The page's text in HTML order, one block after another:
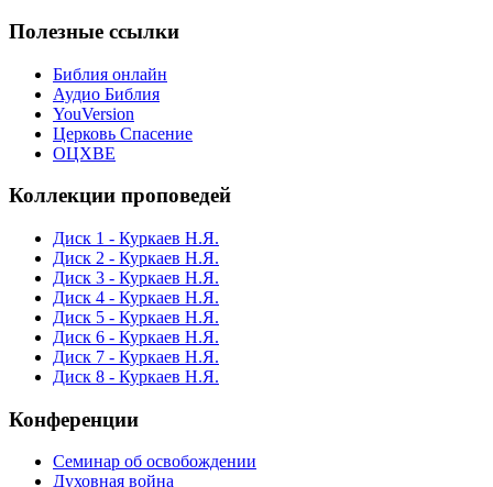
Полезные ссылки
Библия онлайн
Аудио Библия
YouVersion
Церковь Спасение
ОЦХВЕ
Коллекции проповедей
Диск 1 - Куркаев Н.Я.
Диск 2 - Куркаев Н.Я.
Диск 3 - Куркаев Н.Я.
Диск 4 - Куркаев Н.Я.
Диск 5 - Куркаев Н.Я.
Диск 6 - Куркаев Н.Я.
Диск 7 - Куркаев Н.Я.
Диск 8 - Куркаев Н.Я.
Конференции
Семинар об освобождении
Духовная война